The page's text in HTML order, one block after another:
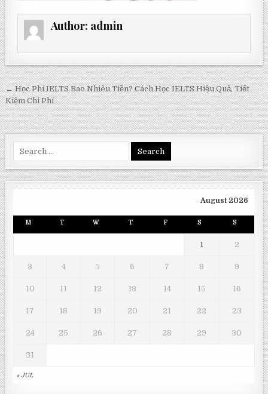
Author: admin
Post
navigation
← Học Phí IELTS Bao Nhiêu Tiền? Cách Học IELTS Hiệu Quả, Tiết
Kiệm Chi Phí
August 2026
M T W T F S S
« JUL
1 2
3 4 5 6 7 8 9
10 11 12 13 14 15 16
17 18 19 20 21 22 23
24 25 26 27 28 29 30
31